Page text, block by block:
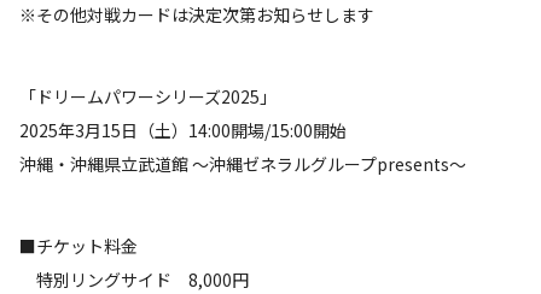
※その他対戦カードは決定次第お知らせします
「ドリームパワーシリーズ2025」
2025年3月15日（土）14:00開場/15:00開始
沖縄・沖縄県立武道館 ～沖縄ゼネラルグループpresents～
■チケット料金
特別リングサイド 8,000円